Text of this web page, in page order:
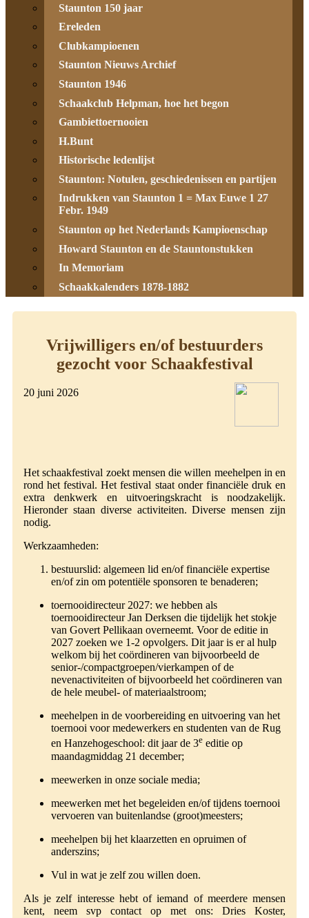
Staunton 150 jaar
Ereleden
Clubkampioenen
Staunton Nieuws Archief
Staunton 1946
Schaakclub Helpman, hoe het begon
Gambiettoernooien
H.Bunt
Historische ledenlijst
Staunton: Notulen, geschiedenissen en partijen
Indrukken van Staunton 1 = Max Euwe 1 27
Febr. 1949
Staunton op het Nederlands Kampioenschap
Howard Staunton en de Stauntonstukken
In Memoriam
Schaakkalenders 1878-1882
Vrijwilligers en/of bestuurders
gezocht voor Schaakfestival
20 juni 2026
Het schaakfestival zoekt mensen die willen meehelpen in en
rond het festival. Het festival staat onder financiële druk en
extra denkwerk en uitvoeringskracht is noodzakelijk.
Hieronder staan diverse activiteiten. Diverse mensen zijn
nodig.
Werkzaamheden:
bestuurslid: algemeen lid en/of financiële expertise
en/of zin om potentiële sponsoren te benaderen;
toernooidirecteur 2027: we hebben als
toernooidirecteur Jan Derksen die tijdelijk het stokje
van Govert Pellikaan overneemt. Voor de editie in
2027 zoeken we 1-2 opvolgers. Dit jaar is er al hulp
welkom bij het coördineren van bijvoorbeeld de
senior-/compactgroepen/vierkampen of de
nevenactiviteiten of bijvoorbeeld het coördineren van
de hele meubel- of materiaalstroom;
meehelpen in de voorbereiding en uitvoering van het
toernooi voor medewerkers en studenten van de Rug
en Hanzehogeschool: dit jaar de 3e editie op
maandagmiddag 21 december;
meewerken in onze sociale media;
meewerken met het begeleiden en/of tijdens toernooi
vervoeren van buitenlandse (groot)meesters;
meehelpen bij het klaarzetten en opruimen of
anderszins;
Vul in wat je zelf zou willen doen.
Als je zelf interesse hebt of iemand of meerdere mensen
kent, neem svp contact op met ons: Dries Koster,